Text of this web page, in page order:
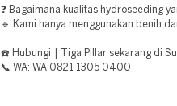
❓ Bagaimana kualitas hydroseeding
🔹 Kami hanya menggunakan benih
☎️ Hubungi | Tiga Pillar sekarang di
📞 WA: WA 0821 1305 0400